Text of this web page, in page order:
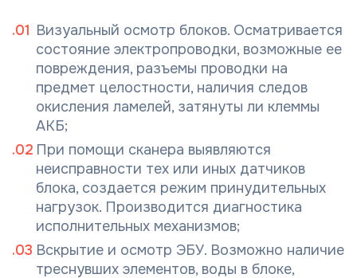
Визуальный осмотр блоков. Осматривается
состояние электропроводки, возможные ее
повреждения, разъемы проводки на
предмет целостности, наличия следов
окисления ламелей, затянуты ли клеммы
АКБ;
При помощи сканера выявляются
неисправности тех или иных датчиков
блока, создается режим принудительных
нагрузок. Производится диагностика
исполнительных механизмов;
Вскрытие и осмотр ЭБУ. Возможно наличие
треснувших элементов, воды в блоке,